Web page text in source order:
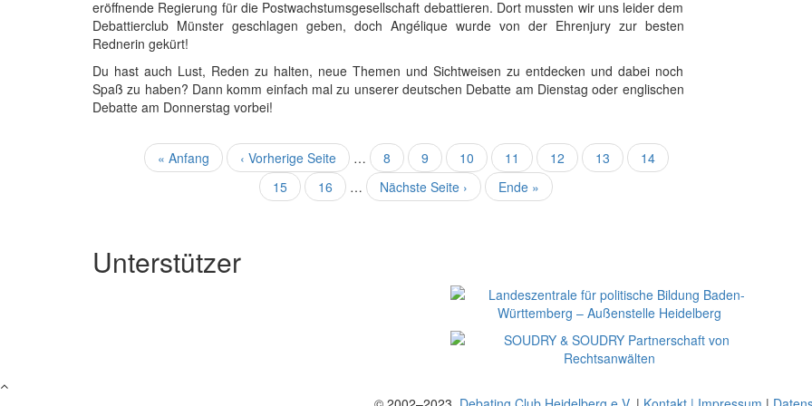
eröffnende Regierung für die Postwachstumsgesellschaft debattieren. Dort mussten wir uns leider dem
Debattierclub Münster geschlagen geben, doch Angélique wurde von der Ehrenjury zur besten
Rednerin gekürt!
Du hast auch Lust, Reden zu halten, neue Themen und Sichtweisen zu entdecken und dabei noch
Spaß zu haben? Dann komm einfach mal zu unserer deutschen Debatte am Dienstag oder englischen
Debatte am Donnerstag vorbei!
Seitennummerierung
Erste
Seite
« Anfang
Vorherige
Seite
‹ Vorherige Seite … Seite
8 Seite
9 Seite
10 Seite
11
Aktuelle
Seite
12 Seite
13 Seite
14
Seite
15 Seite
16 …
Nächste
Seite
Nächste Seite ›
Letzte
Seite
Ende »
Unterstützer